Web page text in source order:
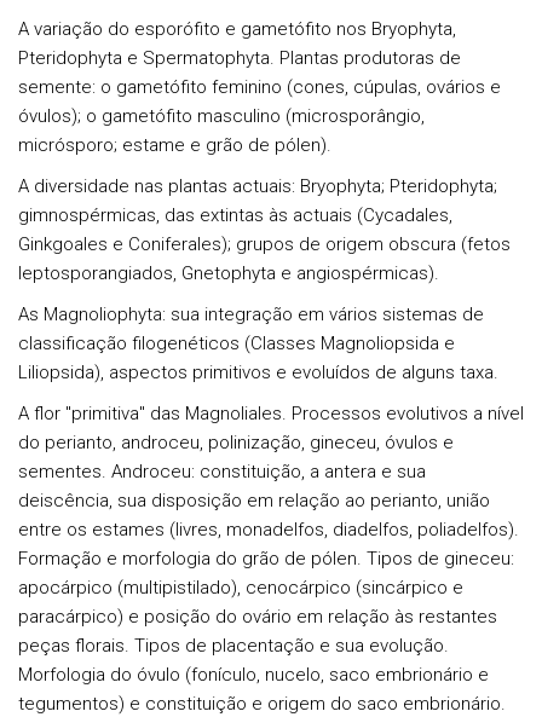
A variação do esporófito e gametófito nos Bryophyta,
Pteridophyta e Spermatophyta. Plantas produtoras de
semente: o gametófito feminino (cones, cúpulas, ovários e
óvulos); o gametófito masculino (microsporângio,
micrósporo; estame e grão de pólen).
A diversidade nas plantas actuais: Bryophyta; Pteridophyta;
gimnospérmicas, das extintas às actuais (Cycadales,
Ginkgoales e Coniferales); grupos de origem obscura (fetos
leptosporangiados, Gnetophyta e angiospérmicas).
As Magnoliophyta: sua integração em vários sistemas de
classificação filogenéticos (Classes Magnoliopsida e
Liliopsida), aspectos primitivos e evoluídos de alguns taxa.
A flor "primitiva" das Magnoliales. Processos evolutivos a nível
do perianto, androceu, polinização, gineceu, óvulos e
sementes. Androceu: constituição, a antera e sua
deiscência, sua disposição em relação ao perianto, união
entre os estames (livres, monadelfos, diadelfos, poliadelfos).
Formação e morfologia do grão de pólen. Tipos de gineceu:
apocárpico (multipistilado), cenocárpico (sincárpico e
paracárpico) e posição do ovário em relação às restantes
peças florais. Tipos de placentação e sua evolução.
Morfologia do óvulo (fonículo, nucelo, saco embrionário e
tegumentos) e constituição e origem do saco embrionário.